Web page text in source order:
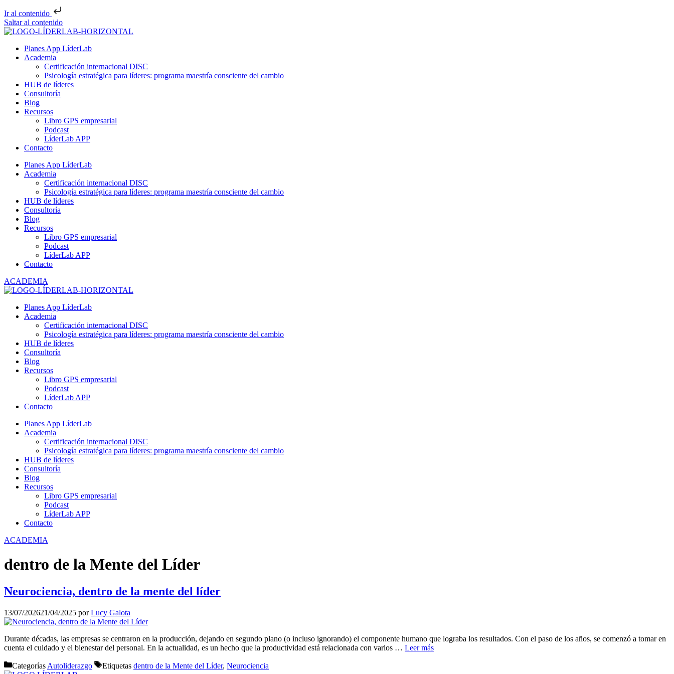
Ir al contenido
Saltar al contenido
Planes App LíderLab
Academia
Certificación internacional DISC
Psicología estratégica para líderes: programa maestría consciente del cambio
HUB de líderes
Consultoría
Blog
Recursos
Libro GPS empresarial
Podcast
LíderLab APP
Contacto
Planes App LíderLab
Academia
Certificación internacional DISC
Psicología estratégica para líderes: programa maestría consciente del cambio
HUB de líderes
Consultoría
Blog
Recursos
Libro GPS empresarial
Podcast
LíderLab APP
Contacto
ACADEMIA
Planes App LíderLab
Academia
Certificación internacional DISC
Psicología estratégica para líderes: programa maestría consciente del cambio
HUB de líderes
Consultoría
Blog
Recursos
Libro GPS empresarial
Podcast
LíderLab APP
Contacto
Planes App LíderLab
Academia
Certificación internacional DISC
Psicología estratégica para líderes: programa maestría consciente del cambio
HUB de líderes
Consultoría
Blog
Recursos
Libro GPS empresarial
Podcast
LíderLab APP
Contacto
ACADEMIA
dentro de la Mente del Líder
Neurociencia, dentro de la mente del líder
13/07/202621/04/2025 porLucy Galota
Durante décadas, las empresas se centraron en la producción, dejando en segundo plano (o incluso ignorando) el componente humano que lograba los resultados. Con el paso de los años, se comenzó a tomar en
cuenta el cuidado y el bienestar del personal. En la actualidad, es un hecho que la productividad está relacionada con varios … Leer más
Categorías Autoliderazgo Etiquetas dentro de la Mente del Líder, Neurociencia